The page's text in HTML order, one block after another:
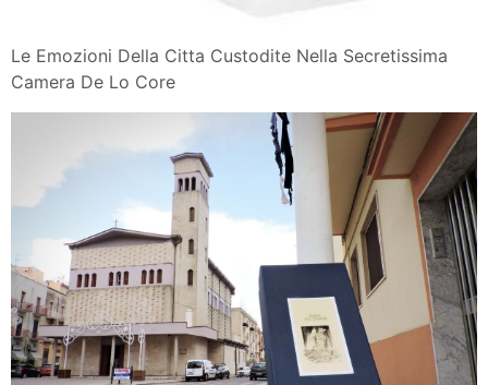
Le Emozioni Della Citta Custodite Nella Secretissima
Camera De Lo Core